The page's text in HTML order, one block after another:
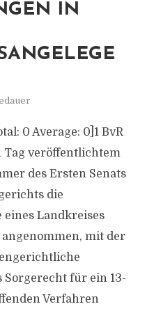
IN
0 Average: 0]1 BvR
Tag veröffentlichtem
des Ersten Senats
die
eines Landkreises
mit der
Sorgerecht für ein 13-
Verfahren